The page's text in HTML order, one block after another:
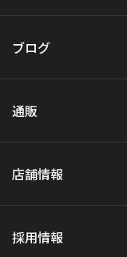
ブログ
通販
店舗情報
採用情報